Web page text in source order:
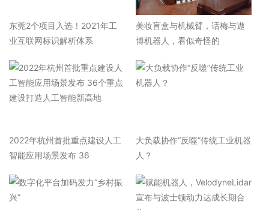
东莞2个项目入选！2021年工
业互联网标识解析体系
美妆盲盒与机械臂，话梅与遨
博机器人，看似奇怪的
2022年杭州首批重点建设人工
智能应用场景发布 36
大负载协作“反噬”传统工业机器
人？